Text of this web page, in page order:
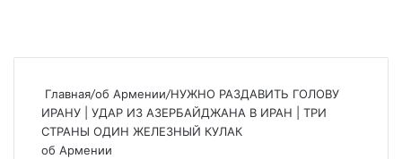
Главная/об Армении/НУЖНО РАЗДАВИТЬ ГОЛОВУ
ИРАНУ | УДАР ИЗ АЗЕРБАЙДЖАНА В ИРАН | ТРИ
СТРАНЫ ОДИН ЖЕЛЕЗНЫЙ КУЛАК
об Армении